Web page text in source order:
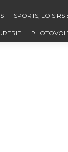
SPORTS, LOISIRS